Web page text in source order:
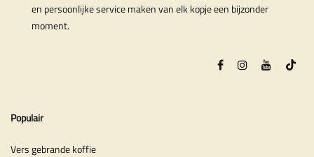
en persoonlijke service maken van elk kopje een bijzonder
moment.
Populair
Vers gebrande koffie